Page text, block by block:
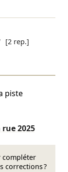
[2 rep.]
piste
rue2025
compléter
corrections ?